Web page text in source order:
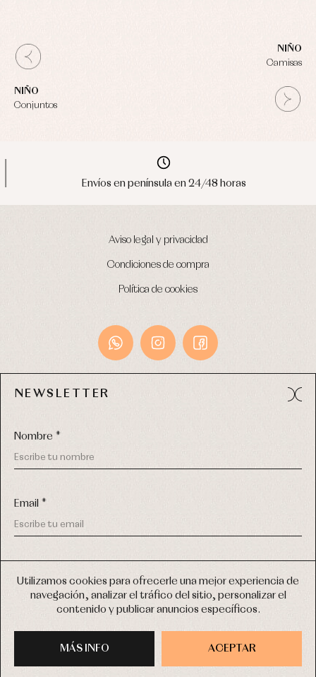
Utilizamos cookies para ofrecerle una mejor experiencia de
navegación, analizar el tráfico del sitio, personalizar el
contenido y publicar anuncios específicos.
ACEPTAR
MÁS INFO
NIÑO
Camisas
NIÑO
Conjuntos
Envíos en península en 24/48 horas
Aviso legal y privacidad
Condiciones de compra
Política de cookies
Avda. Príncipe de Asturias, 13 - Bajo.
COPYRIGHT © 2026 PRIMER BEBÉ.
TODOS LOS DERECHOS RESERVADOS
NEWSLETTER
Nombre *
Email *
mis datos personales explicada en laPolítica de privacidad
(*) Quiero recibir novedades y comunicaciones comerciales
personalizadas de Primer Bebé a través del email